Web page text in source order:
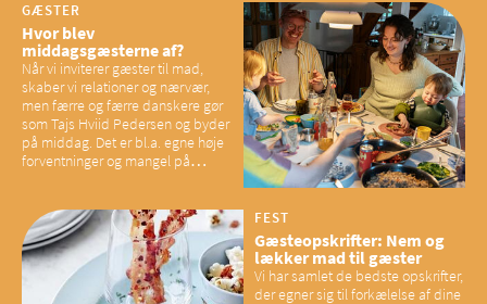
GÆSTER
Hvor blev
middagsgæsterne af?
Når vi inviterer gæster til mad,
skaber vi relationer og nærvær,
men færre og færre danskere gør
som Tajs Hviid Pedersen og byder
på middag. Det er bl.a. egne høje
forventninger og mangel på
have konsekvenser for vores
sociale fællesskaber
FEST
Gæsteopskrifter: Nem og
lækker mad til gæster
Vi har samlet de bedste opskrifter,
der egner sig til forkælelse af dine